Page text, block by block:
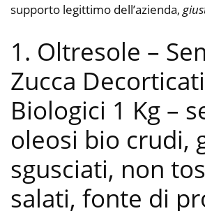
supporto legittimo dell’azienda,
1. Oltresole –
Zucca Decorticati
Biologici 1 Kg –
oleosi bio crudi,
sgusciati, non
salati, fonte di